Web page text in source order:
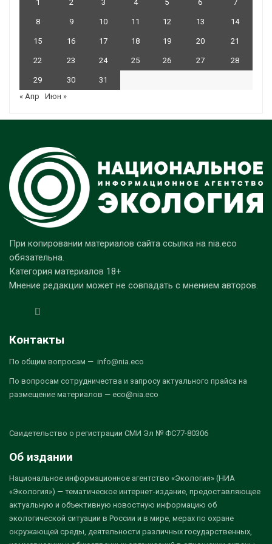
1 2 3 4 5 6 7
8 9 10 11 12 13 14
15 16 17 18 19 20 21
22 23 24 25 26 27 28
29 30
31
« Апр
Июн »
При копировании материалов сайта ссылка на nia.eco
обязательна.
Категория материалов 18+
Мнение редакции может не совпадать с мнением авторов.
Контакты
По общим вопросам — info@nia.eco
По вопросам сотрудничества и запросу актуального прайса на
размещение материалов — eco@nia.eco
Свидетельство о регистрации СМИ Эл № ФС77-80306
Об издании
Национальное информационное агентство «Экология» (НИА
«Экология») — тематическое интернет-издание, предоставляющее
актуальную и объективную новостную информацию об
экологической ситуации в России и в мире, мерах по охране
окружающей среды, деятельности различных государственных,